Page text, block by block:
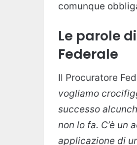
comunque
Le parole
Federale
Il Procuratore
vogliamo
successo
non lo fa. C’è un
applicazione di